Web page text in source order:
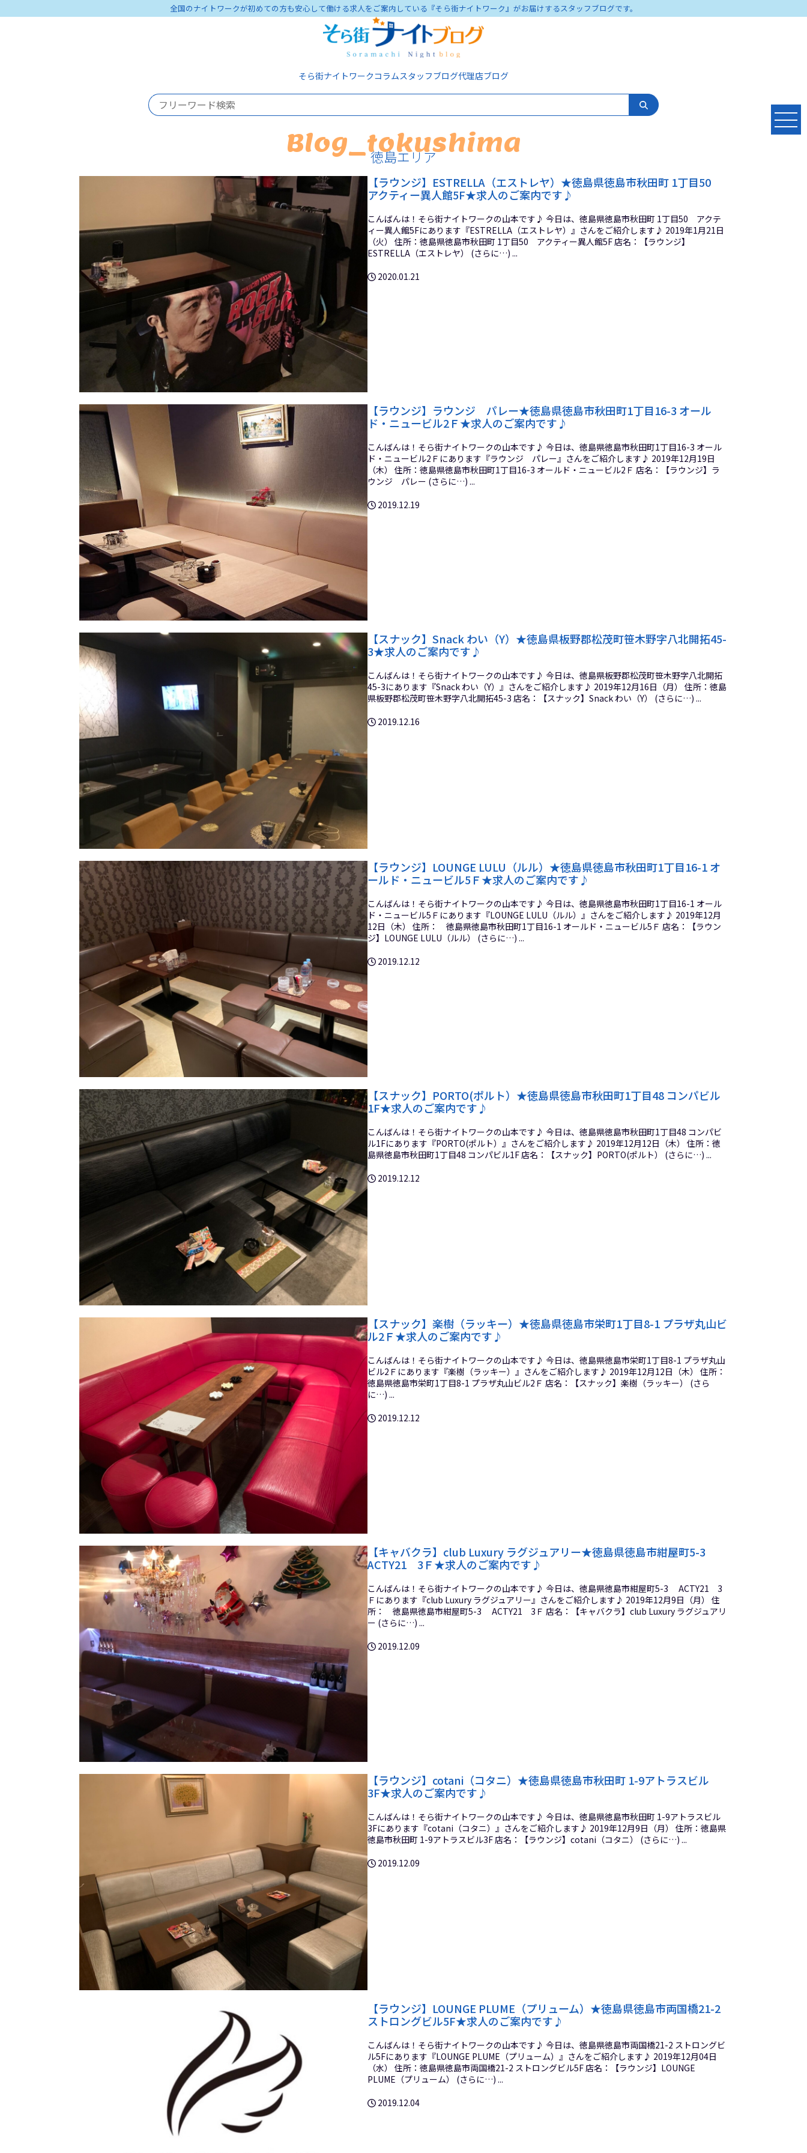
全国のナイトワークが初めての方も安心して働ける求人をご案内している『そら街ナイトワーク』がお届けするスタッフブログです。
そら街ナイトワークコラムスタッフブログ代理店ブログ
Blog_tokushima
徳島エリア
【ラウンジ】ESTRELLA（エストレヤ）★徳島県徳島市秋田町 1丁目50
アクティー異人館5F★求人のご案内です♪
こんばんは！そら街ナイトワークの山本です♪ 今日は、徳島県徳島市秋田町 1丁目50 アクテ
ィー異人館5Fにあります『ESTRELLA（エストレヤ）』さんをご紹介します♪ 2019年1月21日
（火） 住所：徳島県徳島市秋田町 1丁目50 アクティー異人館5F 店名：【ラウンジ】
ESTRELLA（エストレヤ） (さらに…) ...
2020.01.21
【ラウンジ】ラウンジ パレー★徳島県徳島市秋田町1丁目16-3 オール
ド・ニュービル2Ｆ★求人のご案内です♪
こんばんは！そら街ナイトワークの山本です♪ 今日は、徳島県徳島市秋田町1丁目16-3 オール
ド・ニュービル2Ｆにあります『ラウンジ パレー』さんをご紹介します♪ 2019年12月19日
（木） 住所：徳島県徳島市秋田町1丁目16-3 オールド・ニュービル2Ｆ 店名：【ラウンジ】ラ
ウンジ パレー (さらに…) ...
2019.12.19
【スナック】Snack わい（Y）★徳島県板野郡松茂町笹木野字八北開拓45-
3★求人のご案内です♪
こんばんは！そら街ナイトワークの山本です♪ 今日は、徳島県板野郡松茂町笹木野字八北開拓
45-3にあります『Snack わい（Y）』さんをご紹介します♪ 2019年12月16日（月） 住所：徳島
県板野郡松茂町笹木野字八北開拓45-3 店名：【スナック】Snack わい（Y） (さらに…) ...
2019.12.16
【ラウンジ】LOUNGE LULU（ルル）★徳島県徳島市秋田町1丁目16-1 オ
ールド・ニュービル5Ｆ★求人のご案内です♪
こんばんは！そら街ナイトワークの山本です♪ 今日は、徳島県徳島市秋田町1丁目16-1 オール
ド・ニュービル5Ｆにあります『LOUNGE LULU（ルル）』さんをご紹介します♪ 2019年12月
12日（木） 住所： 徳島県徳島市秋田町1丁目16-1 オールド・ニュービル5Ｆ 店名：【ラウン
ジ】LOUNGE LULU（ルル） (さらに…) ...
2019.12.12
【スナック】PORTO(ポルト）★徳島県徳島市秋田町1丁目48 コンパビル
1F★求人のご案内です♪
こんばんは！そら街ナイトワークの山本です♪ 今日は、徳島県徳島市秋田町1丁目48 コンパビ
ル1Fにあります『PORTO(ポルト）』さんをご紹介します♪ 2019年12月12日（木） 住所：徳
島県徳島市秋田町1丁目48 コンパビル1F 店名：【スナック】PORTO(ポルト） (さらに…) ...
2019.12.12
【スナック】楽樹（ラッキー）★徳島県徳島市栄町1丁目8-1 プラザ丸山ビ
ル2Ｆ★求人のご案内です♪
こんばんは！そら街ナイトワークの山本です♪ 今日は、徳島県徳島市栄町1丁目8-1 プラザ丸山
ビル2Ｆにあります『楽樹（ラッキー）』さんをご紹介します♪ 2019年12月12日（木） 住所：
徳島県徳島市栄町1丁目8-1 プラザ丸山ビル2Ｆ 店名：【スナック】楽樹（ラッキー） (さら
に…) ...
2019.12.12
【キャバクラ】club Luxury ラグジュアリー★徳島県徳島市紺屋町5-3
ACTY21 3Ｆ★求人のご案内です♪
こんばんは！そら街ナイトワークの山本です♪ 今日は、徳島県徳島市紺屋町5-3 ACTY21 3
Ｆにあります『club Luxury ラグジュアリー』さんをご紹介します♪ 2019年12月9日（月） 住
所： 徳島県徳島市紺屋町5-3 ACTY21 3Ｆ 店名：【キャバクラ】club Luxury ラグジュアリ
ー (さらに…) ...
2019.12.09
【ラウンジ】cotani（コタニ）★徳島県徳島市秋田町 1-9アトラスビル
3F★求人のご案内です♪
こんばんは！そら街ナイトワークの山本です♪ 今日は、徳島県徳島市秋田町 1-9アトラスビル
3Fにあります『cotani（コタニ）』さんをご紹介します♪ 2019年12月9日（月） 住所：徳島県
徳島市秋田町 1-9アトラスビル3F 店名：【ラウンジ】cotani（コタニ） (さらに…) ...
2019.12.09
【ラウンジ】LOUNGE PLUME（プリューム）★徳島県徳島市両国橋21-2
ストロングビル5F★求人のご案内です♪
こんばんは！そら街ナイトワークの山本です♪ 今日は、徳島県徳島市両国橋21-2 ストロングビ
ル5Fにあります『LOUNGE PLUME（プリューム）』さんをご紹介します♪ 2019年12月04日
（水） 住所：徳島県徳島市両国橋21-2 ストロングビル5F 店名：【ラウンジ】LOUNGE
PLUME（プリューム） (さらに…) ...
2019.12.04